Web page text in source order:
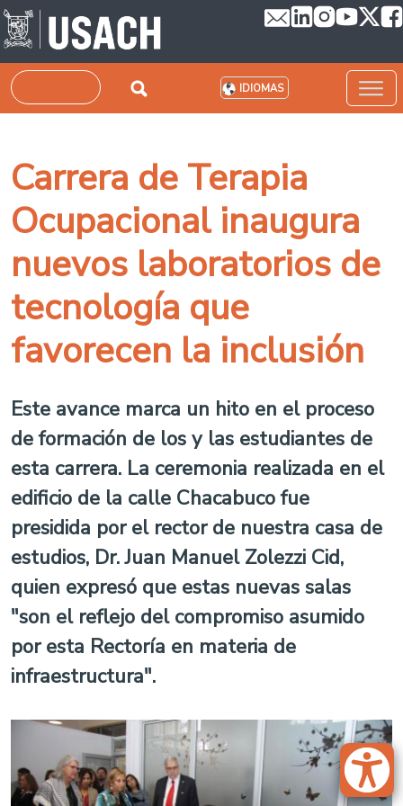
Pasar al contenido principal
Buscar IDIOMAS
Carrera de Terapia
Ocupacional inaugura
nuevos laboratorios de
tecnología que
favorecen la inclusión
Este avance marca un hito en el proceso
de formación de los y las estudiantes de
esta carrera. La ceremonia realizada en el
edificio de la calle Chacabuco fue
presidida por el rector de nuestra casa de
estudios, Dr. Juan Manuel Zolezzi Cid,
quien expresó que estas nuevas salas
"son el reflejo del compromiso asumido
por esta Rectoría en materia de
infraestructura".